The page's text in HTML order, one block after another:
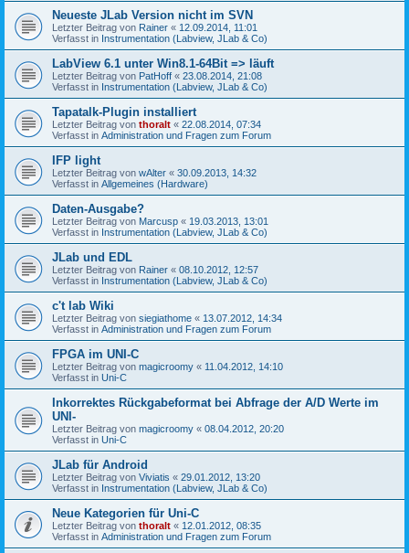
Neueste JLab Version nicht im SVN
Letzter Beitrag von Rainer « 12.09.2014, 11:01
Verfasst in Instrumentation (Labview, JLab & Co)
LabView 6.1 unter Win8.1-64Bit => läuft
Letzter Beitrag von PatHoff « 23.08.2014, 21:08
Verfasst in Instrumentation (Labview, JLab & Co)
Tapatalk-Plugin installiert
Letzter Beitrag von thoralt « 22.08.2014, 07:34
Verfasst in Administration und Fragen zum Forum
IFP light
Letzter Beitrag von wAlter « 30.09.2013, 14:32
Verfasst in Allgemeines (Hardware)
Daten-Ausgabe?
Letzter Beitrag von Marcusp « 19.03.2013, 13:01
Verfasst in Instrumentation (Labview, JLab & Co)
JLab und EDL
Letzter Beitrag von Rainer « 08.10.2012, 12:57
Verfasst in Instrumentation (Labview, JLab & Co)
c't lab Wiki
Letzter Beitrag von siegiathome « 13.07.2012, 14:34
Verfasst in Administration und Fragen zum Forum
FPGA im UNI-C
Letzter Beitrag von magicroomy « 11.04.2012, 14:10
Verfasst in Uni-C
Inkorrektes Rückgabeformat bei Abfrage der A/D Werte im
UNI-
Letzter Beitrag von magicroomy « 08.04.2012, 20:20
Verfasst in Uni-C
JLab für Android
Letzter Beitrag von Viviatis « 29.01.2012, 13:20
Verfasst in Instrumentation (Labview, JLab & Co)
Neue Kategorien für Uni-C
Letzter Beitrag von thoralt « 12.01.2012, 08:35
Verfasst in Administration und Fragen zum Forum